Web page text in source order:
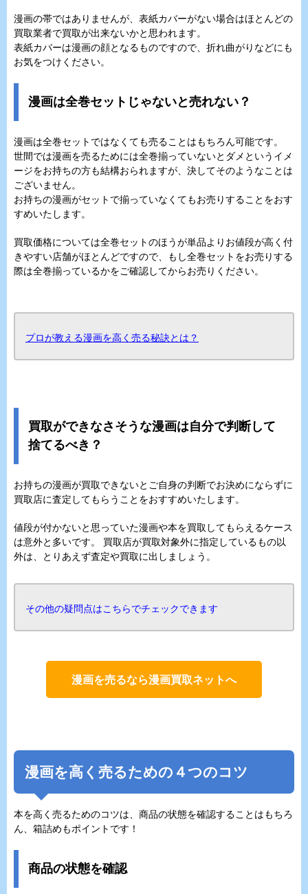
漫画の帯ではありませんが、表紙カバーがない場合はほとんどの
買取業者で買取が出来ないかと思われます。
表紙カバーは漫画の顔となるものですので、折れ曲がりなどにも
お気をつけください。
漫画は全巻セットじゃないと売れない？
漫画は全巻セットではなくても売ることはもちろん可能です。
世間では漫画を売るためには全巻揃っていないとダメというイメ
ージをお持ちの方も結構おられますが、決してそのようなことは
ございません。
お持ちの漫画がセットで揃っていなくてもお売りすることをおす
すめいたします。
買取価格については全巻セットのほうが単品よりお値段が高く付
きやすい店舗がほとんどですので、もし全巻セットをお売りする
際は全巻揃っているかをご確認してからお売りください。
プロが教える漫画を高く売る秘訣とは？
買取ができなさそうな漫画は自分で判断して
捨てるべき？
お持ちの漫画が買取できないとご自身の判断でお決めにならずに
買取店に査定してもらうことをおすすめいたします。
値段が付かないと思っていた漫画や本を買取してもらえるケース
は意外と多いです。 買取店が買取対象外に指定しているもの以
外は、とりあえず査定や買取に出しましょう。
その他の疑問点はこちらでチェックできます
漫画を売るなら漫画買取ネットへ
漫画を高く売るための４つのコツ
本を高く売るためのコツは、商品の状態を確認することはもちろ
ん、箱詰めもポイントです！
商品の状態を確認